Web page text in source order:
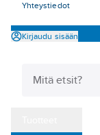
Yhteystiedot
Kirjaudu sisään